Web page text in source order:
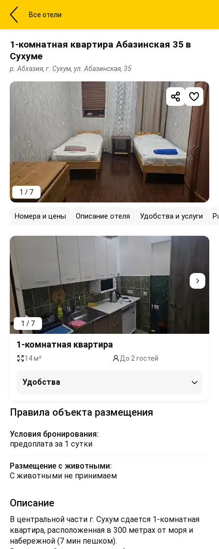
Все отели
1-комнатная квартира Абазинская 35 в
Сухуме
р. Абхазия, г. Сухум, ул. Абазинская, 35
1 / 7
Номера и цены Описание отеля Удобства и услуги
1 / 7
1-комнатная квартира
14 м² До 2 гостей
Удобства
Правила объекта размещения
Условия бронирования:
предоплата за 1 сутки
Размещение с животными:
С животными не принимаем
Описание
В центральной части г. Сухум сдается 1-комнатная
квартира, расположенная в 300 метрах от моря и
набережной (7 мин пешком).